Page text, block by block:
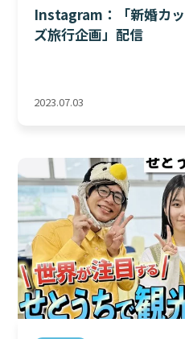
Instagram：「新婚カ
ズ旅行企画」配信
2023.07.03